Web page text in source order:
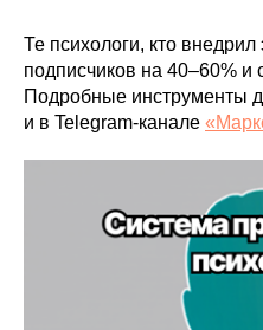
Те психологи, кто
подписчиков на 40–60% и
Подробные инструменты
и в Telegram-канале